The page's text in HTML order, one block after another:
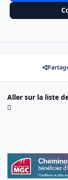
Aller sur la liste